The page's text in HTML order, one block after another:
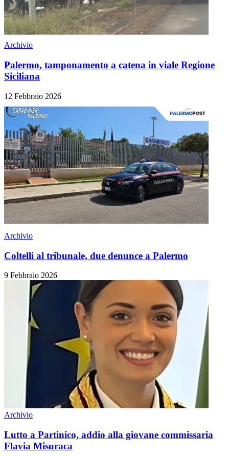
Archivio
Palermo, tamponamento a catena in viale Regione
Siciliana
12 Febbraio 2026
Archivio
Coltelli al tribunale, due denunce a Palermo
9 Febbraio 2026
Archivio
Lutto a Partinico, addio alla giovane commissaria
Flavia Misuraca